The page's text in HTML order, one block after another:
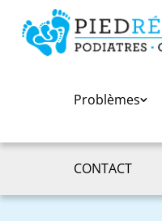
Problèmes
CONTACT